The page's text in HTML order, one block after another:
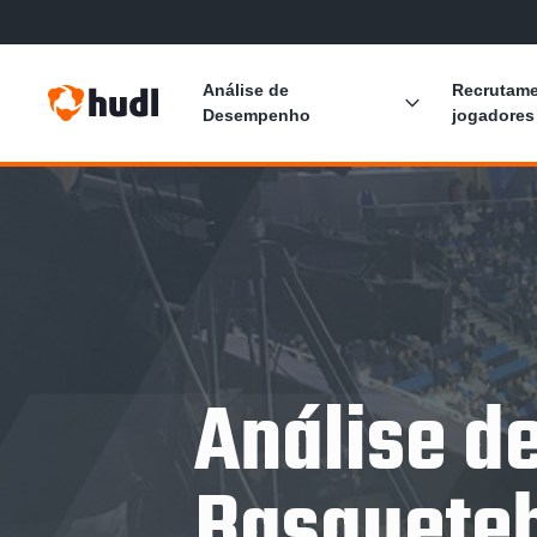
Análise de
Desempenho
Preparação Pré-Jogo
Decisões Durante o Jogo
Análise Pós-Jogo
jogadores
Análise